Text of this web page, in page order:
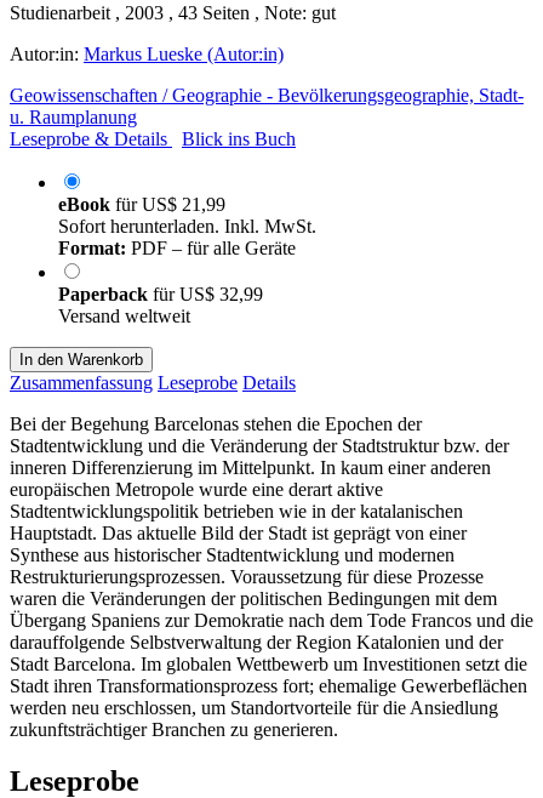
Studienarbeit , 2003 , 43 Seiten , Note: gut
Autor:in: Markus Lueske (Autor:in)
Geowissenschaften / Geographie - Bevölkerungsgeographie, Stadt-
u. Raumplanung
Leseprobe & Details
Blick ins Buch
eBook fürUS$ 21,99
Sofort herunterladen. Inkl. MwSt.
Format: PDF – für alle Geräte
Paperback fürUS$ 32,99
Versand weltweit
In den Warenkorb
Zusammenfassung Leseprobe Details
Bei der Begehung Barcelonas stehen die Epochen der
Stadtentwicklung und die Veränderung der Stadtstruktur bzw. der
inneren Differenzierung im Mittelpunkt. In kaum einer anderen
europäischen Metropole wurde eine derart aktive
Stadtentwicklungspolitik betrieben wie in der katalanischen
Hauptstadt. Das aktuelle Bild der Stadt ist geprägt von einer
Synthese aus historischer Stadtentwicklung und modernen
Restrukturierungsprozessen. Voraussetzung für diese Prozesse
waren die Veränderungen der politischen Bedingungen mit dem
Übergang Spaniens zur Demokratie nach dem Tode Francos und die
darauffolgende Selbstverwaltung der Region Katalonien und der
Stadt Barcelona. Im globalen Wettbewerb um Investitionen setzt die
Stadt ihren Transformationsprozess fort; ehemalige Gewerbeflächen
werden neu erschlossen, um Standortvorteile für die Ansiedlung
zukunftsträchtiger Branchen zu generieren.
Leseprobe